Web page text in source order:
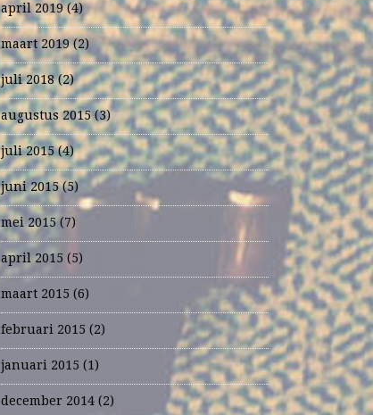
april 2019(4)
maart 2019(2)
juli 2018(2)
augustus 2015(3)
juli 2015(4)
juni 2015(5)
mei 2015(7)
april 2015 (5)
maart 2015 (6)
februari 2015 (2)
januari 2015 (1)
december 2014 (2)